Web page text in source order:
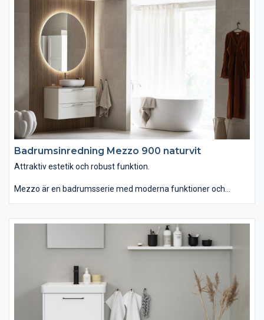
Soprano i det stenliknande, slitstarka och lättskötta materialet
Solid Surface får serien ett annat uttryck. Kommoden finns
med eller utan inramning. Passar dig som vill ha ett badrum
som kombinerar attraktiv estetik med robust funktion.
Badrumsinredning Mezzo 900 naturvit
Attraktiv estetik och robust funktion.
Mezzo är en badrumsserie med moderna funktioner och
än vanligt. Om du istället väljer det ovanpåliggande tvättstället
Soprano i det stenliknande, slitstarka och lättskötta materialet
Solid Surface får serien ett annat uttryck. Kommoden finns
som kombinerar attraktiv estetik med robust funktion.